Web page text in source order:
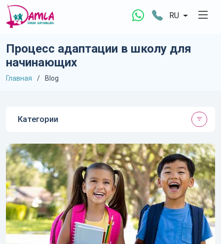
RU
Процесс адаптации в школу для
начинающих
Главная Blog
Категории